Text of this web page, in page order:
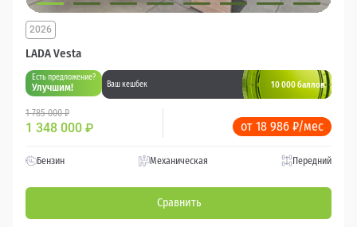
LADA Vesta
2026
Есть предложение?
Улучшим! Ваш кешбек 10 000 баллов
1 785 000 ₽
1 348 000 ₽ от 18 986 ₽/мес
Бензин Механическая Передний
Сравнить